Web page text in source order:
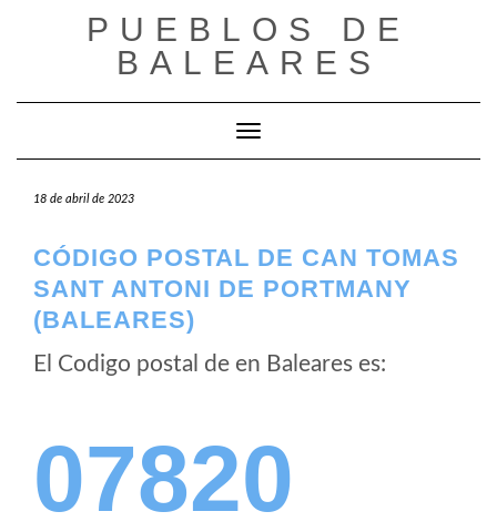
PUEBLOS DE
BALEARES
Cambiar modo de navegación
18 de abril de 2023
CÓDIGO POSTAL DE CAN TOMAS
SANT ANTONI DE PORTMANY
(BALEARES)
El Codigo postal de en Baleares es:
07820